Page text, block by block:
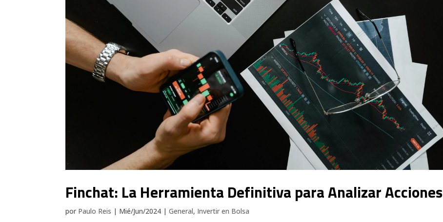
Finchat: La Herramienta Definitiva para Analizar Acciones
por Paulo Reis | Mié/Jun/2024 |General, Invertir en Bolsa